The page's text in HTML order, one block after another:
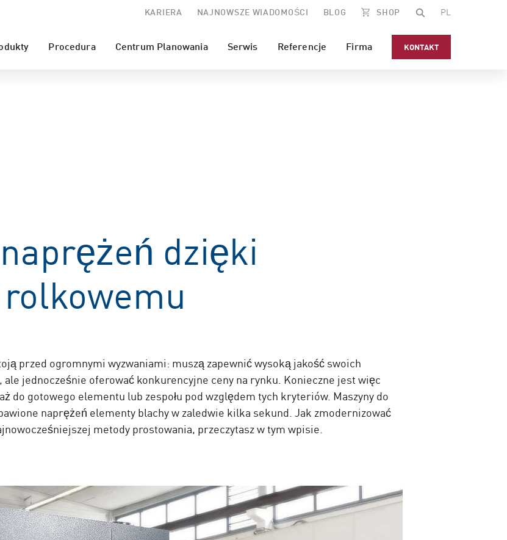
KARIERA NAJNOWSZE WIADOMOŚCI BLOG SHOP PL
Procedura Centrum Planowania Serwis Referencje Firma KONTAKT
dzięki
przed ogromnymi wyzwaniami: muszą zapewnić wysoką jakość swoich
jednocześnie oferować konkurencyjne ceny na rynku. Konieczne jest więc
do gotowego elementu lub zespołu pod względem tych kryteriów. Maszyny do
naprężeń elementy blachy w zaledwie kilka sekund. Jak zmodernizować
metody prostowania, przeczytasz w tym wpisie.